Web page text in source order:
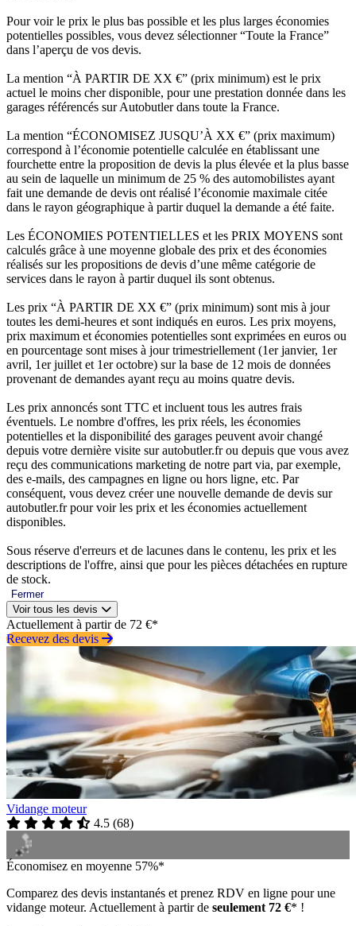
Pour voir le prix le plus bas possible et les plus larges économies
potentielles possibles, vous devez sélectionner “Toute la France”
dans l’aperçu de vos devis.
La mention “À PARTIR DE XX €” (prix minimum) est le prix
actuel le moins cher disponible, pour une prestation donnée dans les
garages référencés sur Autobutler dans toute la France.
La mention “ÉCONOMISEZ JUSQU’À XX €” (prix maximum)
correspond à l’économie potentielle calculée en établissant une
fourchette entre la proposition de devis la plus élevée et la plus basse
au sein de laquelle un minimum de 25 % des automobilistes ayant
fait une demande de devis ont réalisé l’économie maximale citée
dans le rayon géographique à partir duquel la demande a été faite.
Les ÉCONOMIES POTENTIELLES et les PRIX MOYENS sont
calculés grâce à une moyenne globale des prix et des économies
réalisés sur les propositions de devis d’une même catégorie de
services dans le rayon à partir duquel ils sont obtenus.
Les prix “À PARTIR DE XX €” (prix minimum) sont mis à jour
toutes les demi-heures et sont indiqués en euros. Les prix moyens,
prix maximum et économies potentielles sont exprimées en euros ou
en pourcentage sont mises à jour trimestriellement (1er janvier, 1er
avril, 1er juillet et 1er octobre) sur la base de 12 mois de données
provenant de demandes ayant reçu au moins quatre devis.
Les prix annoncés sont TTC et incluent tous les autres frais
éventuels. Le nombre d'offres, les prix réels, les économies
potentielles et la disponibilité des garages peuvent avoir changé
depuis votre dernière visite sur autobutler.fr ou depuis que vous avez
reçu des communications marketing de notre part via, par exemple,
des e-mails, des campagnes en ligne ou hors ligne, etc. Par
conséquent, vous devez créer une nouvelle demande de devis sur
autobutler.fr pour voir les prix et les économies actuellement
disponibles.
Sous réserve d'erreurs et de lacunes dans le contenu, les prix et les
descriptions de l'offre, ainsi que pour les pièces détachées en rupture
de stock.
Fermer
Voir tous les devis
Actuellement à partir de 72 €*
Recevez des devis
Vidange moteur
4.5 (68)
Économisez en moyenne 57%*
Comparez des devis instantanés et prenez RDV en ligne pour une
vidange moteur. Actuellement à partir de seulement 72 €* !